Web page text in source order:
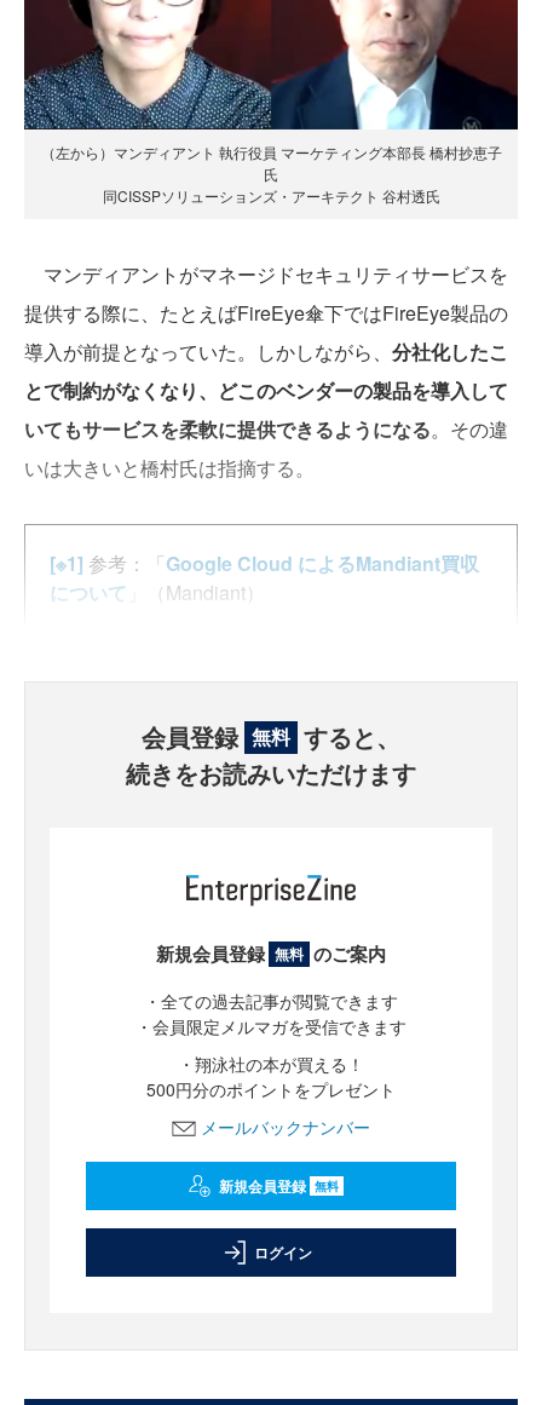
（左から）マンディアント 執行役員 マーケティング本部長 橋村抄恵子
氏
同CISSPソリューションズ・アーキテクト 谷村透氏
マンディアントがマネージドセキュリティサービスを
提供する際に、たとえばFireEye傘下ではFireEye製品の
導入が前提となっていた。しかしながら、 分社化したこ
とで制約がなくなり、どこのベンダーの製品を導入して
いてもサービスを柔軟に提供できるようになる。その違
いは大きいと橋村氏は指摘する。
[※1] 参考：「Google Cloud によるMandiant買収
について 」（Mandiant）
会員登録 無料 すると、
続きをお読みいただけます
新規会員登録 無料 のご案内
・全ての過去記事が閲覧できます
・会員限定メルマガを受信できます
・翔泳社の本が買える！
500円分のポイントをプレゼント
メールバックナンバー
新規会員登録 無料
ログイン